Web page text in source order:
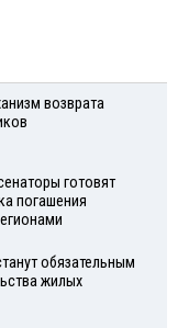
возврата
готовят
погашения
обязательным
жилых